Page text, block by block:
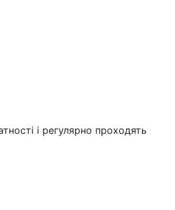
і регулярно проходять